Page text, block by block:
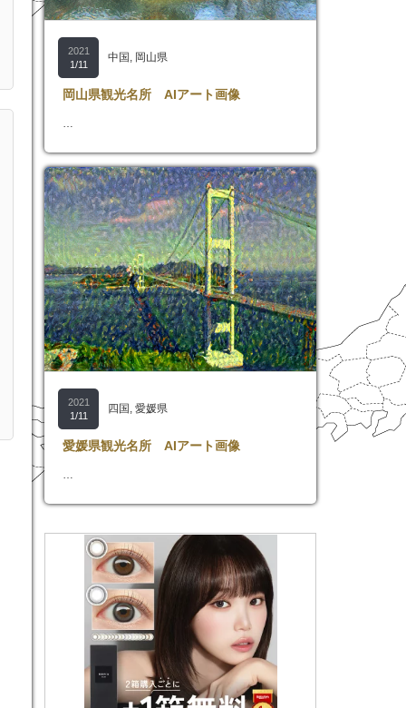
2021
1/11
中国 , 岡山県
岡山県観光名所 AIアート画像
…
2021
1/11
四国 , 愛媛県
愛媛県観光名所 AIアート画像
…